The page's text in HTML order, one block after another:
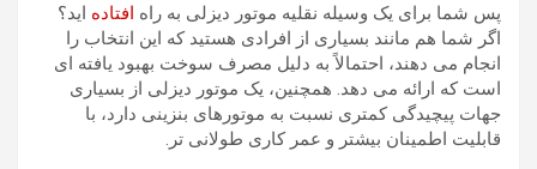
پس شما برای یک وسیله نقلیه موتور دیزلی به راه افتاده اید؟
اگر شما هم مانند بسیاری از افرادی هستید که این انتخاب را
انجام می دهند، احتمالاً به دلیل مصرف سوخت بهبود یافته ای
است که ارائه می دهد. همچنین، یک موتور دیزلی از بسیاری
جهات پیچیدگی کمتری نسبت به موتورهای بنزینی دارد، با
قابلیت اطمینان بیشتر و عمر کاری طولانی تر.